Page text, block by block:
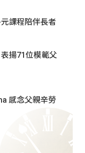
課程陪伴長者
揚71位模範父
感念父親辛勞